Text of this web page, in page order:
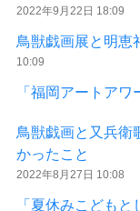
2022年9月22日 18:09
鳥獣戯画展と明恵
10:09
「福岡アートアワ
鳥獣戯画と又兵
かったこと
2022年8月27日 10:08
「夏休みこども